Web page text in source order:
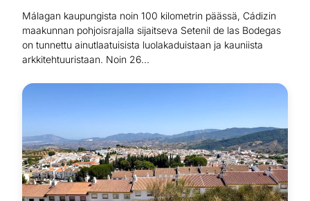
Málagan kaupungista noin 100 kilometrin päässä, Cádizin
maakunnan pohjoisrajalla sijaitseva Setenil de las Bodegas
on tunnettu ainutlaatuisista luolakaduistaan ja kauniista
arkkitehtuuristaan. Noin 26...